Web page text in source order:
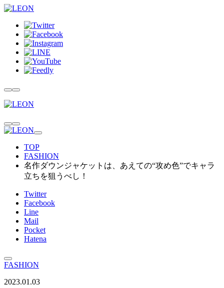
TOP
FASHION
名作ダウンジャケットは、あえての“攻め色”でキャラ
立ちを狙うべし！
Twitter
Facebook
Line
Mail
Pocket
Hatena
FASHION
2023.01.03